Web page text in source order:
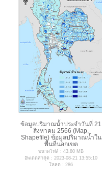
ข้อมูลปริมาณน้ำประจำวันที่ 21
สิงหาคม 2566 (Map,
Shapefile) ข้อมูลปริมาณน้ำใน
พื้นที่นอกเขต
ขนาดไฟล์ : 43.80 MB
อัพเดตล่าสุด : 2023-08-21 13:55:10
โหลด : 286